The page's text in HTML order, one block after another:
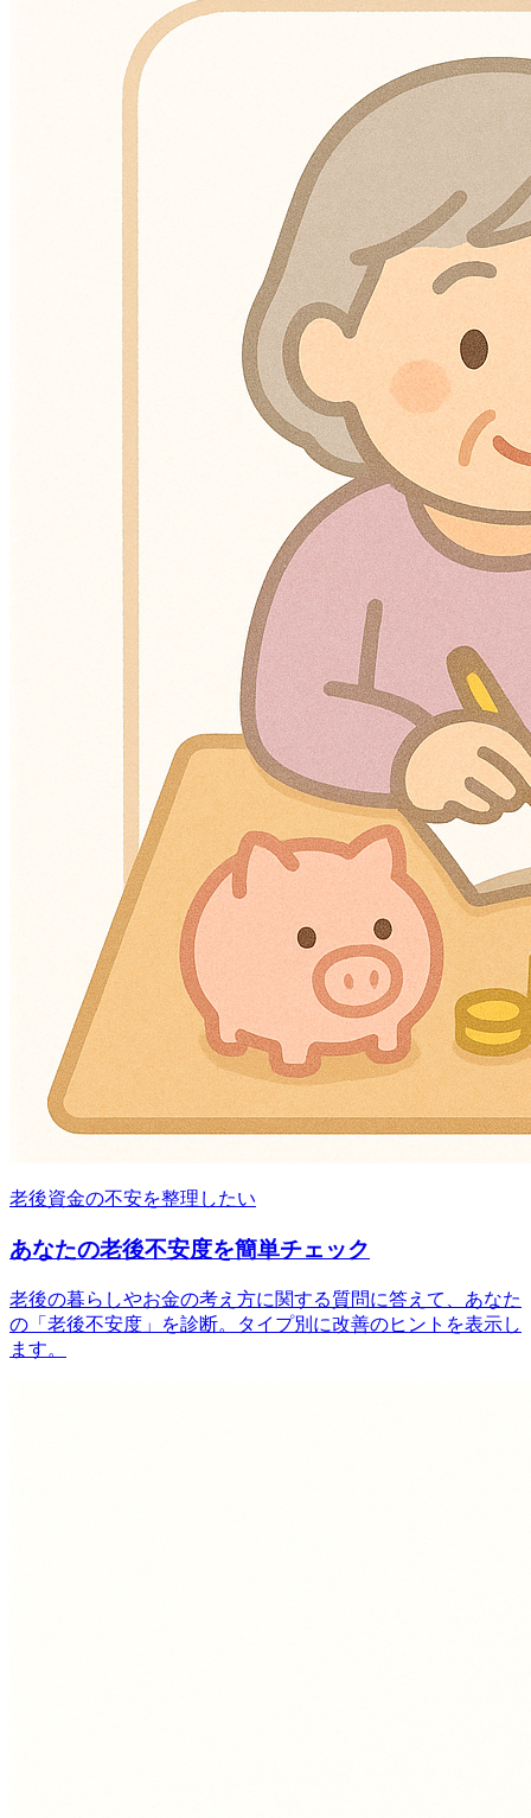
老後資金の不安を整理したい
あなたの老後不安度を簡単チェック
老後の暮らしやお金の考え方に関する質問に答えて、あなた
の「老後不安度」を診断。タイプ別に改善のヒントを表示し
ます。